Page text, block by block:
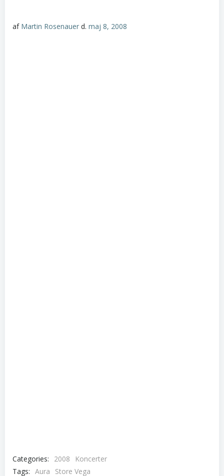
af Martin Rosenauer d. maj 8, 2008
Categories: 2008
Koncerter
Tags: Aura Store Vega